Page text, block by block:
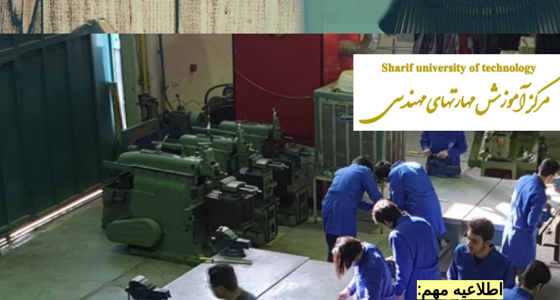
اطلاعیه مهم: